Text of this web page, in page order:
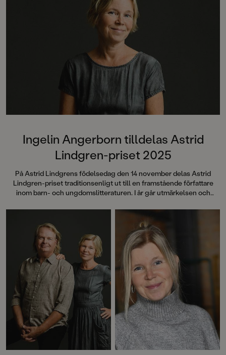
Ingelin Angerborn tilldelas Astrid
Lindgren-priset 2025
På Astrid Lindgrens födelsedag den 14 november delas Astrid
Lindgren-priset traditionsenligt ut till en framstående författare
inom barn- och ungdomslitteraturen. I år går utmärkelsen och